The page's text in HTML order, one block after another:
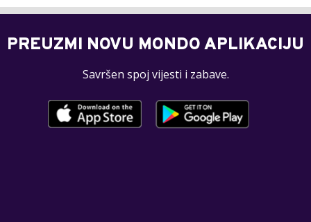
PREUZMI NOVU MONDO APLIKACIJU
Savršen spoj vijesti i zabave.